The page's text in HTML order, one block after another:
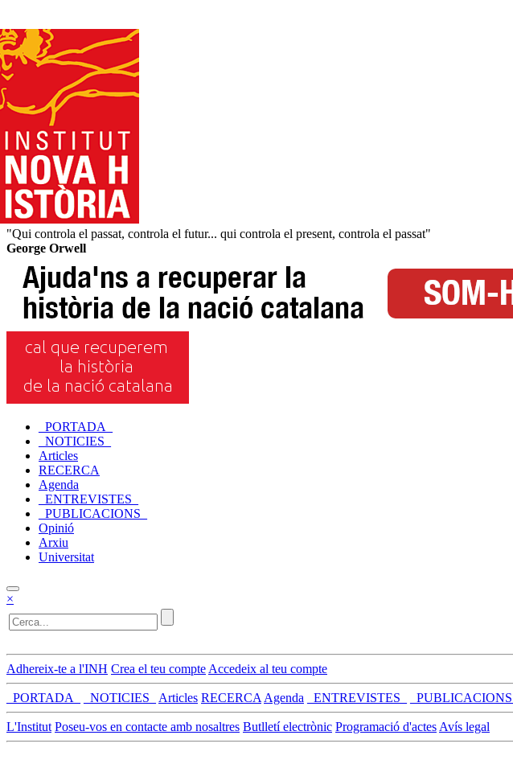
"Qui controla el passat, controla el futur... qui controla el present, controla el passat"
George Orwell
_PORTADA_
_NOTICIES_
Articles
RECERCA
Agenda
_ENTREVISTES_
_PUBLICACIONS_
Opinió
Arxiu
Universitat
×
Adhereix-te a l'INH Crea el teu compte Accedeix al teu compte
_PORTADA_ _NOTICIES_ Articles RECERCA Agenda _ENTREVISTES_ _PUBLICACIONS_
L'Institut Poseu-vos en contacte amb nosaltres Butlletí electrònic Programació d'actes Avís legal